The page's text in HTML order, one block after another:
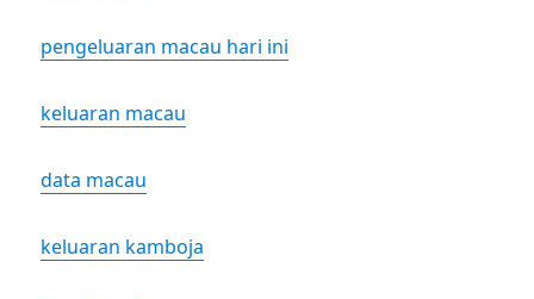
pengeluaran macau hari ini
keluaran macau
data macau
keluaran kamboja